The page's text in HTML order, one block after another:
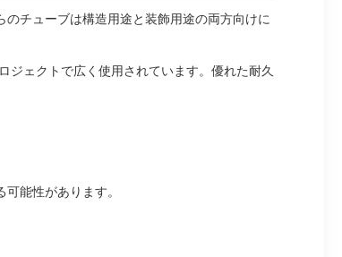
チューブは構造用途と装飾用途の両方向けに
ェクトで広く使用されています。優れた耐久
能性があります。